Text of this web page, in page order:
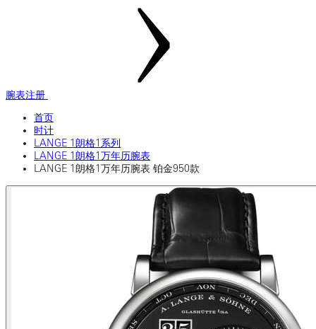
腕表注册
首页
时计
LANGE 1朗格1系列
LANGE 1朗格1万年历腕表
LANGE 1朗格1万年历腕表 铂金950款